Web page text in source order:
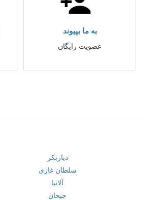
به ما بپیوند
عضویت رایگان
دیاربکر
سلطان غازی
آلانیا
جیحان